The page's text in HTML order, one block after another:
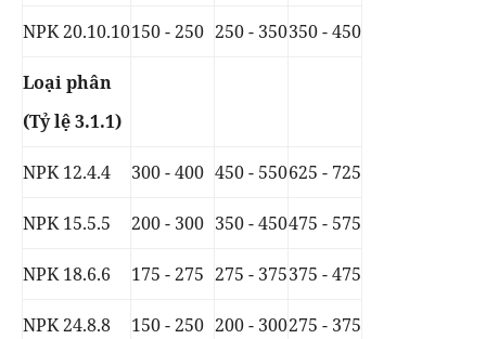
NPK 20.10.10150 - 250 250 - 350350 - 450
Loại phân
(Tỷ lệ 3.1.1)
NPK 12.4.4 300 - 400 450 - 550625 - 725
NPK 15.5.5 200 - 300 350 - 450475 - 575
NPK 18.6.6 175 - 275 275 - 375375 - 475
NPK 24.8.8 150 - 250 200 - 300275 - 375